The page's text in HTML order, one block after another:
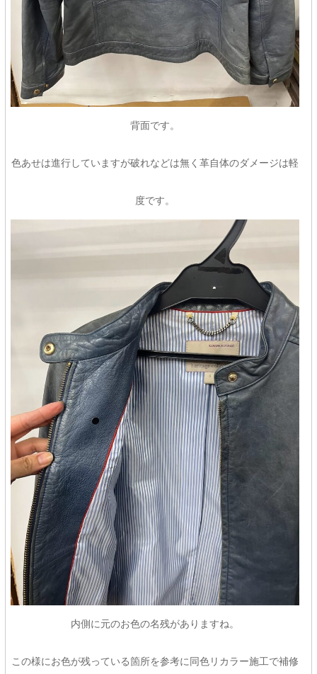
背面です。
色あせは進行していますが破れなどは無く革自体のダメージは軽
度です。
内側に元のお色の名残がありますね。
この様にお色が残っている箇所を参考に同色リカラー施工で補修